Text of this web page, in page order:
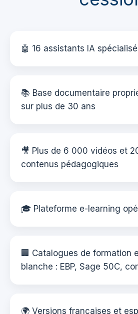
🤖 16 assistants IA
📚 Base documentaire
sur plus de 30 ans
🎥 Plus de 6 000 vidéos et
contenus pédagogiques
🎓 Plateforme e-learning
🏢 Catalogues de formation
blanche : EBP, Sage 50C,
🌍 Versions françaises et